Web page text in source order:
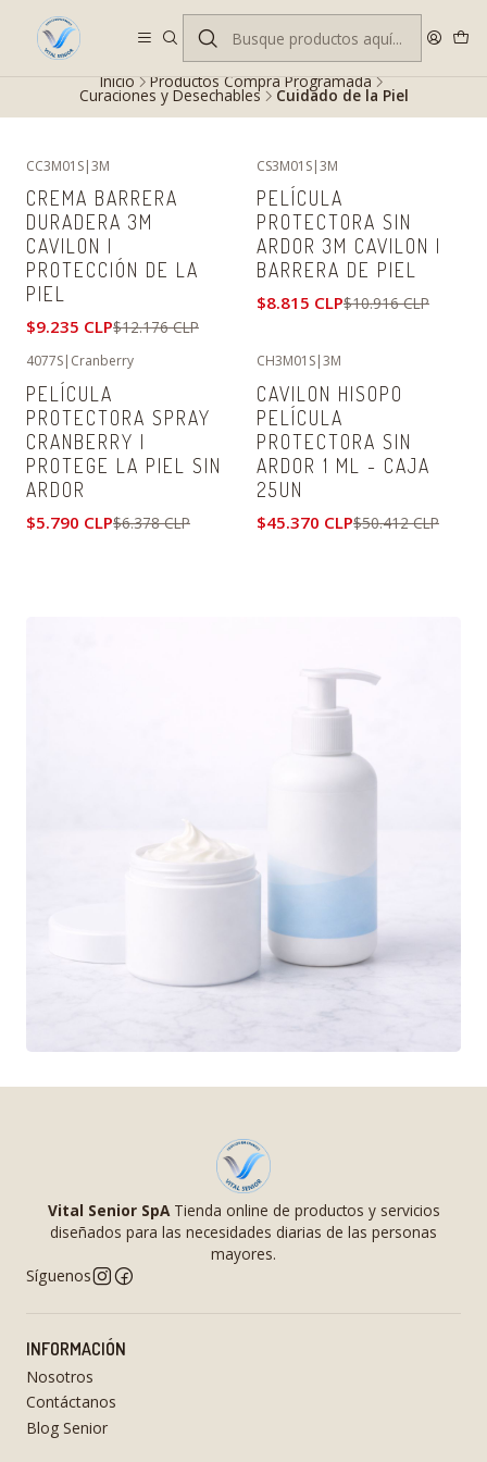
Despacho gratis en RM desde $100.000. Revisa las condiciones.
Inicio Productos Compra Programada
Curaciones y Desechables Cuidado de la Piel
CC3M01S|3M
CREMA BARRERA
DURADERA 3M
CAVILON |
PROTECCIÓN DE LA
PIEL
$9.235 CLP$12.176 CLP
-19%
CS3M01S|3M
PELÍCULA
PROTECTORA SIN
ARDOR 3M CAVILON |
BARRERA DE PIEL
$8.815 CLP$10.916 CLP
4077S| Cranberry
PELÍCULA
PROTECTORA SPRAY
CRANBERRY |
PROTEGE LA PIEL SIN
ARDOR
$5.790 CLP$6.378 CLP
CH3M01S|3M
CAVILON HISOPO
PELÍCULA
PROTECTORA SIN
ARDOR 1 ML - CAJA
25UN
$45.370 CLP$50.412 CLP
Vital Senior SpATienda online de productos y servicios
diseñados para las necesidades diarias de las personas
mayores.
Síguenos
INFORMACIÓN
Nosotros
Contáctanos
Blog Senior